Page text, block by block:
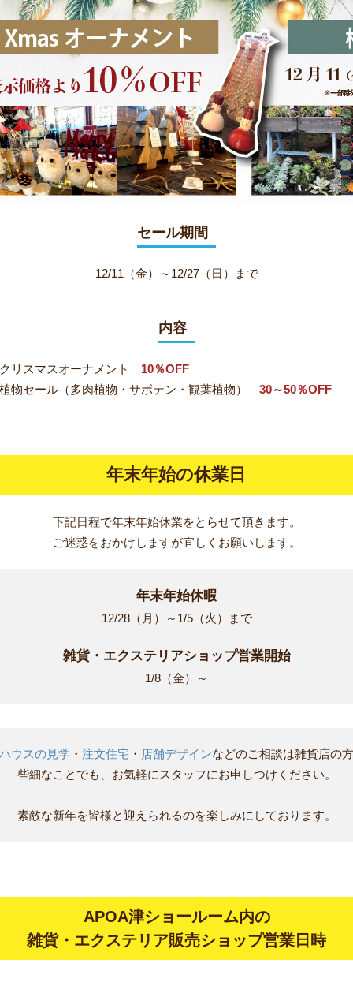
セール期間
12/11（金）～12/27（日）まで
内容
リスマスオーナメント 10％OFF
物セール（多肉植物・サボテン・観葉植物） 30～50％OFF
年末年始の休業日
下記日程で年末年始休業をとらせて頂きます。
ご迷惑をおかけしますが宜しくお願いします。
年末年始休暇
12/28（月）～1/5（火）まで
雑貨・エクステリアショップ営業開始
1/8（金）～
ウスの見学 ・ 注文住宅 ・ 店舗デザインなどのご相談は雑貨店の
些細なことでも、お気軽にスタッフにお申しつけください。
素敵な新年を皆様と迎えられるのを楽しみにしております。
APOA津ショールーム内の
雑貨・エクステリア販売ショップ営業日時